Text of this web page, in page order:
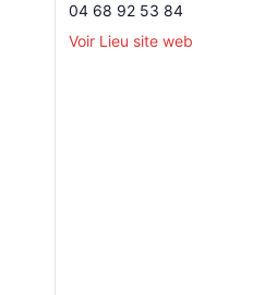
04 68 92 53 84
Voir Lieu site web